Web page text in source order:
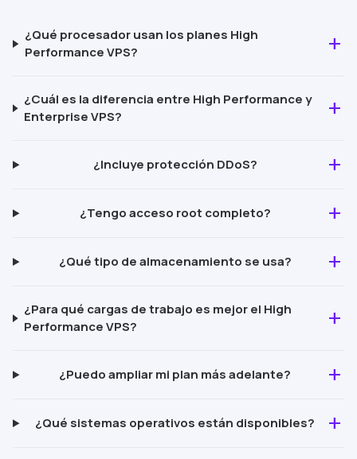
¿Qué procesador usan los planes High
PerformanceVPS? add
¿Cuál es la diferencia entre High Performancey
Enterprise VPS? add
¿Incluye protección DDoS? add
¿Tengo acceso root completo? add
¿Qué tipo de almacenamiento se usa? add
¿Para qué cargas de trabajo es mejor el High
PerformanceVPS? add
¿Puedo ampliar mi plan más adelante? add
¿Qué sistemas operativos están disponibles? add